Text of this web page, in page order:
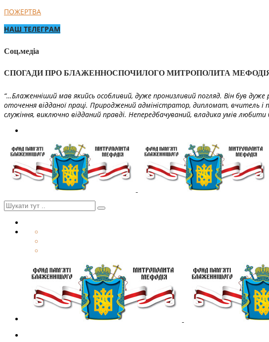
ПОЖЕРТВА
НАШ ТЕЛЕГРАМ
Соц.медіа
СПОГАДИ ПРО БЛАЖЕННОСПОЧИЛОГО МИТРОПОЛИТА
“…Блаженніший мав якийсь особливий, дуже пронизливий погляд. Він був
оточення відданої праці. Природжений адміністратор, дипломат, вчитель
служіння, виключно відданий правді. Непередбачуваний, владика умів любити